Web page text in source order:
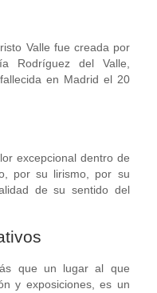
Valle fue creada por
Rodríguez del Valle,
en Madrid el 20
excepcional dentro de
por su lirismo, por su
de su sentido del
que un lugar al que
y exposiciones, es un